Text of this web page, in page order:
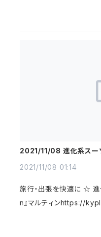
2021/11/08 進化系スー
2021/11/08 01:14
旅行・出張を快適に ☆ 進
n』マルティンhttps://